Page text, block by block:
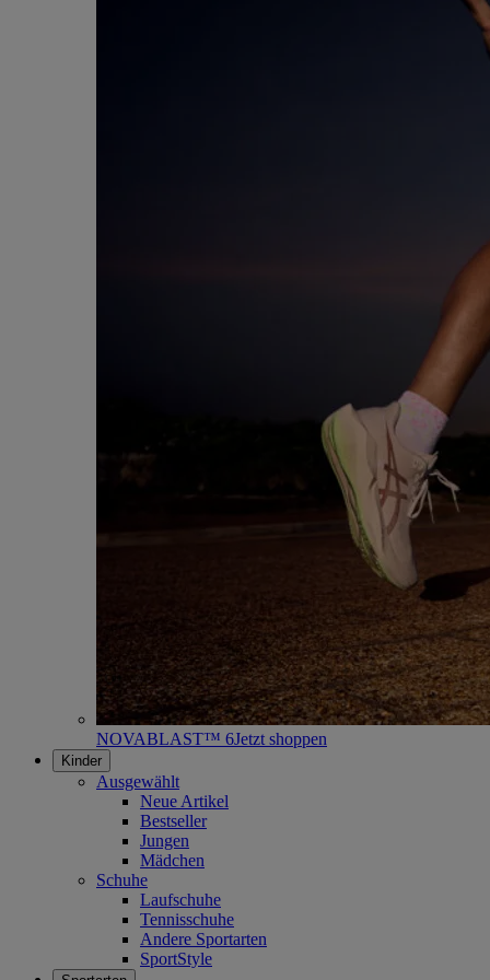
NOVABLAST™ 6Jetzt shoppen
Kinder
Ausgewählt
Neue Artikel
Bestseller
Jungen
Mädchen
Schuhe
Laufschuhe
Tennisschuhe
Andere Sportarten
SportStyle